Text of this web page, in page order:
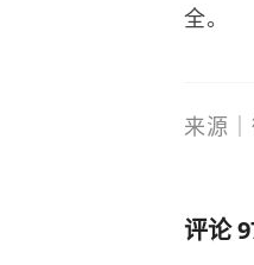
全。
来源
评论